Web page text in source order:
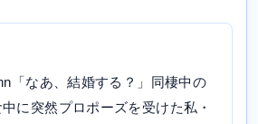
「なあ、結婚する？」同棲中の
に突然プロポーズを受けた私・